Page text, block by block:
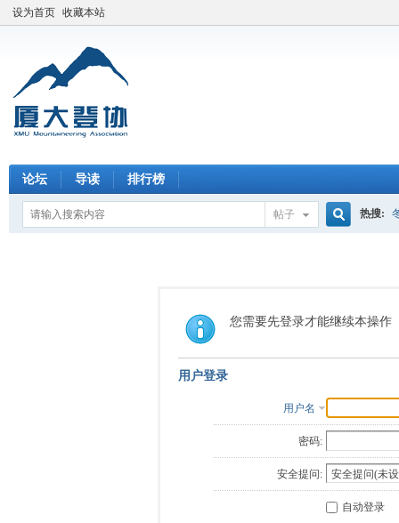
设为首页 收藏本站
论坛 导读 排行榜
帖子
索
热搜:
您需要先登录才能继续本操作
用户登录
用户名
密码:
安全提问:
自动登录